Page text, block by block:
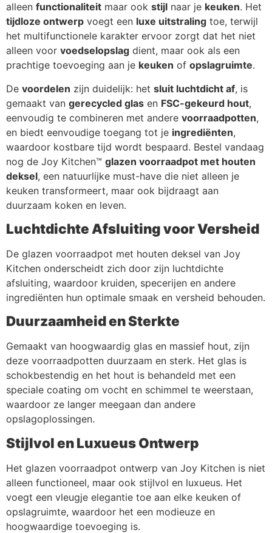
alleen functionaliteit maar ook stijl naar je keuken. Het
tijdloze ontwerp voegt een luxe uitstraling toe, terwijl
het multifunctionele karakter ervoor zorgt dat het niet
alleen voor voedselopslag dient, maar ook als een
prachtige toevoeging aan je keuken of opslagruimte.
De voordelen zijn duidelijk: het sluit luchtdicht af, is
gemaakt van gerecycled glas en FSC-gekeurd hout,
eenvoudig te combineren met andere voorraadpotten,
en biedt eenvoudige toegang tot je ingrediënten,
waardoor kostbare tijd wordt bespaard. Bestel vandaag
nog de Joy Kitchen™ glazen voorraadpot met houten
deksel, een natuurlijke must-have die niet alleen je
keuken transformeert, maar ook bijdraagt aan
duurzaam koken en leven.
Luchtdichte Afsluiting voor Versheid
De glazen voorraadpot met houten deksel van Joy
Kitchen onderscheidt zich door zijn luchtdichte
afsluiting, waardoor kruiden, specerijen en andere
ingrediënten hun optimale smaak en versheid behouden.
Duurzaamheid en Sterkte
Gemaakt van hoogwaardig glas en massief hout, zijn
deze voorraadpotten duurzaam en sterk. Het glas is
schokbestendig en het hout is behandeld met een
speciale coating om vocht en schimmel te weerstaan,
waardoor ze langer meegaan dan andere
opslagoplossingen.
Stijlvol en Luxueus Ontwerp
Het glazen voorraadpot ontwerp van Joy Kitchen is niet
alleen functioneel, maar ook stijlvol en luxueus. Het
voegt een vleugje elegantie toe aan elke keuken of
opslagruimte, waardoor het een modieuze en
hoogwaardige toevoeging is.